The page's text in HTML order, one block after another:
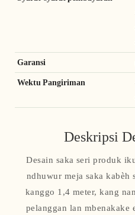
Garansi
Wektu Pangiriman
Deskripsi
Desain saka seri produk
ndhuwur meja saka
kanggo 1,4 meter, kang
pelanggan lan